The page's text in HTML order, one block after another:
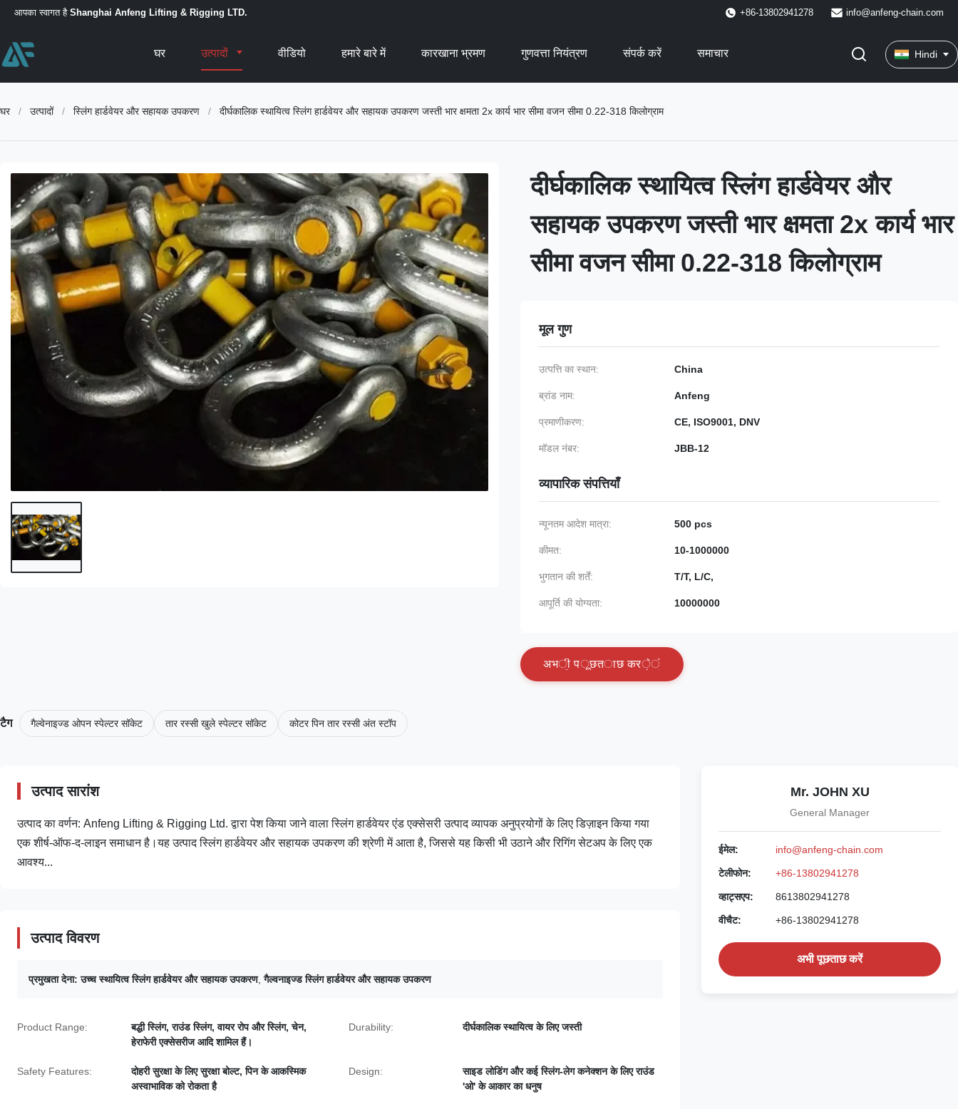
आपका स्वागत है Shanghai Anfeng Lifting & Rigging LTD. +86-13802941278 info@anfeng-chain.com
घर उत्पादों वीडियो हमारे बारे में कारखाना भ्रमण गुणवत्ता नियंत्रण संपर्क करें समाचार Hindi
घर / उत्पादों / स्लिंग हार्डवेयर और सहायक उपकरण / दीर्घकालिक स्थायित्व स्लिंग हार्डवेयर और सहायक उपकरण जस्ती भार क्षमता 2x कार्य भार सीमा वजन सीमा 0.22-318 किलोग्राम
दीर्घकालिक स्थायित्व स्लिंग हार्डवेयर और
सहायक उपकरण जस्ती भार क्षमता 2x कार्य भार
सीमा वजन सीमा 0.22-318 किलोग्राम
मूल गुण
उत्पत्ति का स्थान: China
ब्रांड नाम: Anfeng
प्रमाणीकरण: CE, ISO9001, DNV
मॉडल नंबर: JBB-12
व्यापारिक संपत्तियाँ
न्यूनतम आदेश मात्रा: 500 pcs
कीमत: 10-1000000
भुगतान की शर्तें: T/T, L/C,
आपूर्ति की योग्यता: 10000000
अभी पूछताछ करें
टैग गैल्वेनाइज्ड ओपन स्पेल्टर सॉकेट तार रस्सी खुले स्पेल्टर सॉकेट कोटर पिन तार रस्सी अंत स्टॉप
उत्पाद सारांश
उत्पाद का वर्णन: Anfeng Lifting & Rigging Ltd. द्वारा पेश किया जाने वाला स्लिंग हार्डवेयर एंड एक्सेसरी उत्पाद व्यापक अनुप्रयोगों के लिए डिज़ाइन किया गया
एक शीर्ष-ऑफ-द-लाइन समाधान है।यह उत्पाद स्लिंग हार्डवेयर और सहायक उपकरण की श्रेणी में आता है, जिससे यह किसी भी उठाने और रिगिंग सेटअप के लिए एक
आवश्य...
उत्पाद विवरण
प्रमुखता देना: उच्च स्थायित्व स्लिंग हार्डवेयर और सहायक उपकरण,गैल्वनाइज्ड स्लिंग हार्डवेयर और सहायक उपकरण
Product Range:
बद्धी स्लिंग, राउंड स्लिंग, वायर रोप और स्लिंग, चेन,
हेराफेरी एक्सेसरीज आदि शामिल हैं।
Durability: दीर्घकालिक स्थायित्व के लिए जस्ती
Safety Features:
दोहरी सुरक्षा के लिए सुरक्षा बोल्ट, पिन के आकस्मिक
अस्वाभाविक को रोकता है
Design:
साइड लोडिंग और कई स्लिंग-लेग कनेक्शन के लिए राउंड
'ओ' के आकार का धनुष
Mr. JOHN XU
General Manager
ईमेल: info@anfeng-chain.com
टेलीफोन: +86-13802941278
व्हाट्सएप: 8613802941278
वीचैट: +86-13802941278
अभी पूछताछ करें